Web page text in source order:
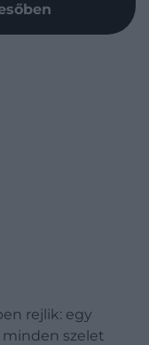
rejlik: egy
szelet